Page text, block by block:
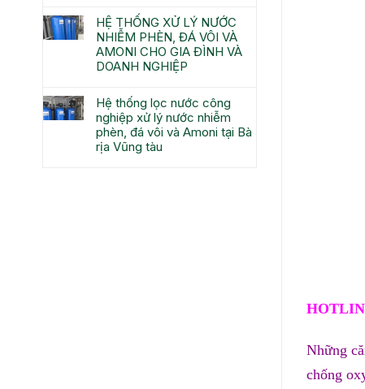
HỆ THỐNG XỬ LÝ NƯỚC
NHIỄM PHÈN, ĐÁ VÔI VÀ
AMONI CHO GIA ĐÌNH VÀ
DOANH NGHIỆP
Hệ thống lọc nước công
nghiệp xử lý nước nhiễm
phèn, đá vôi và Amoni tại Bà
rịa Vũng tàu
Những
chống